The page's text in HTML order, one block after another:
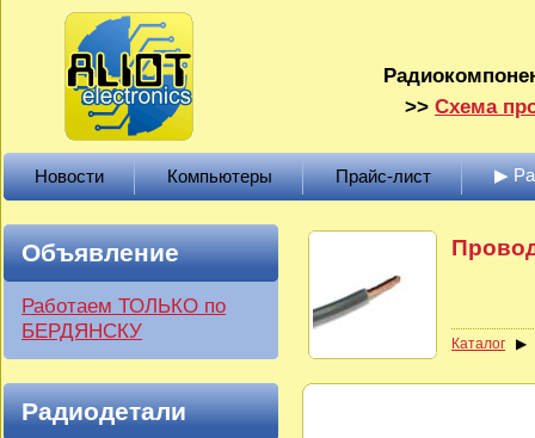
>> Схема
Новости Компьютеры Прайс-лист ▶
Объявление
Работаем ТОЛЬКО по
БЕРДЯНСКУ
Радиодетали
Каталог